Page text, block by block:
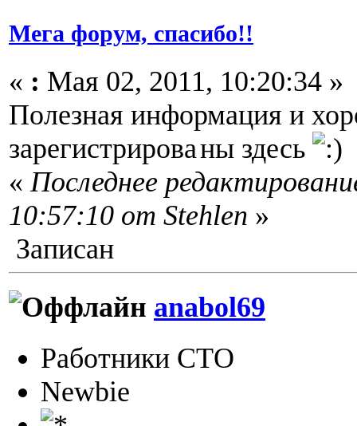
Мега форум, спасибо!!
« : Мая 02, 2011, 10:20:34 »
Полезная информация и
зарегистрированы здесь
«Последнее
10:57:10 от Stehlen »
Записан
anabol69
Работники СТО
Newbie